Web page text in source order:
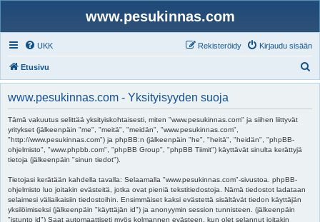
www.pesukinnas.com
UKK Kirjaudu sisään
Rekisteröidy
Etusivu
t
www.pesukinnas.com - Yksityisyyden suoja
Tämä vakuutus selittää yksityiskohtaisesti, miten "www.pesukinnas.com" ja siihen liittyvät
yritykset (jälkeenpäin "me", "meitä", "meidän", "www.pesukinnas.com",
"http://www.pesukinnas.com") ja phpBB:n (jälkeenpäin "he", "heitä", "heidän", "phpBB-
ohjelmisto", "www.phpbb.com", "phpBB Group", "phpBB Tiimit") käyttävät sinulta kerättyjä
tietoja (jälkeenpäin "sinun tiedot").
Tietojasi kerätään kahdella tavalla: Selaamalla "www.pesukinnas.com"-sivustoa. phpBB-
ohjelmisto luo joitakin evästeitä, jotka ovat pieniä tekstitiedostoja. Nämä tiedostot ladataan
selaimesi väliaikaisiin tiedostoihin. Ensimmäiset kaksi evästettä sisältävät tiedon käyttäjän
yksilöimiseksi (jälkeenpäin "käyttäjän id") ja anonyymin session tunnisteen. (jälkeenpäin
"istunto id") Saat automaattiseti myös kolmannen evästeen, kun olet selannut joitakin